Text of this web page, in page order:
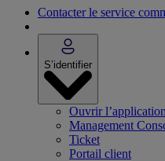
Contacter le service
S’identifier
Ouvrir
Management
Ticket
Portail client